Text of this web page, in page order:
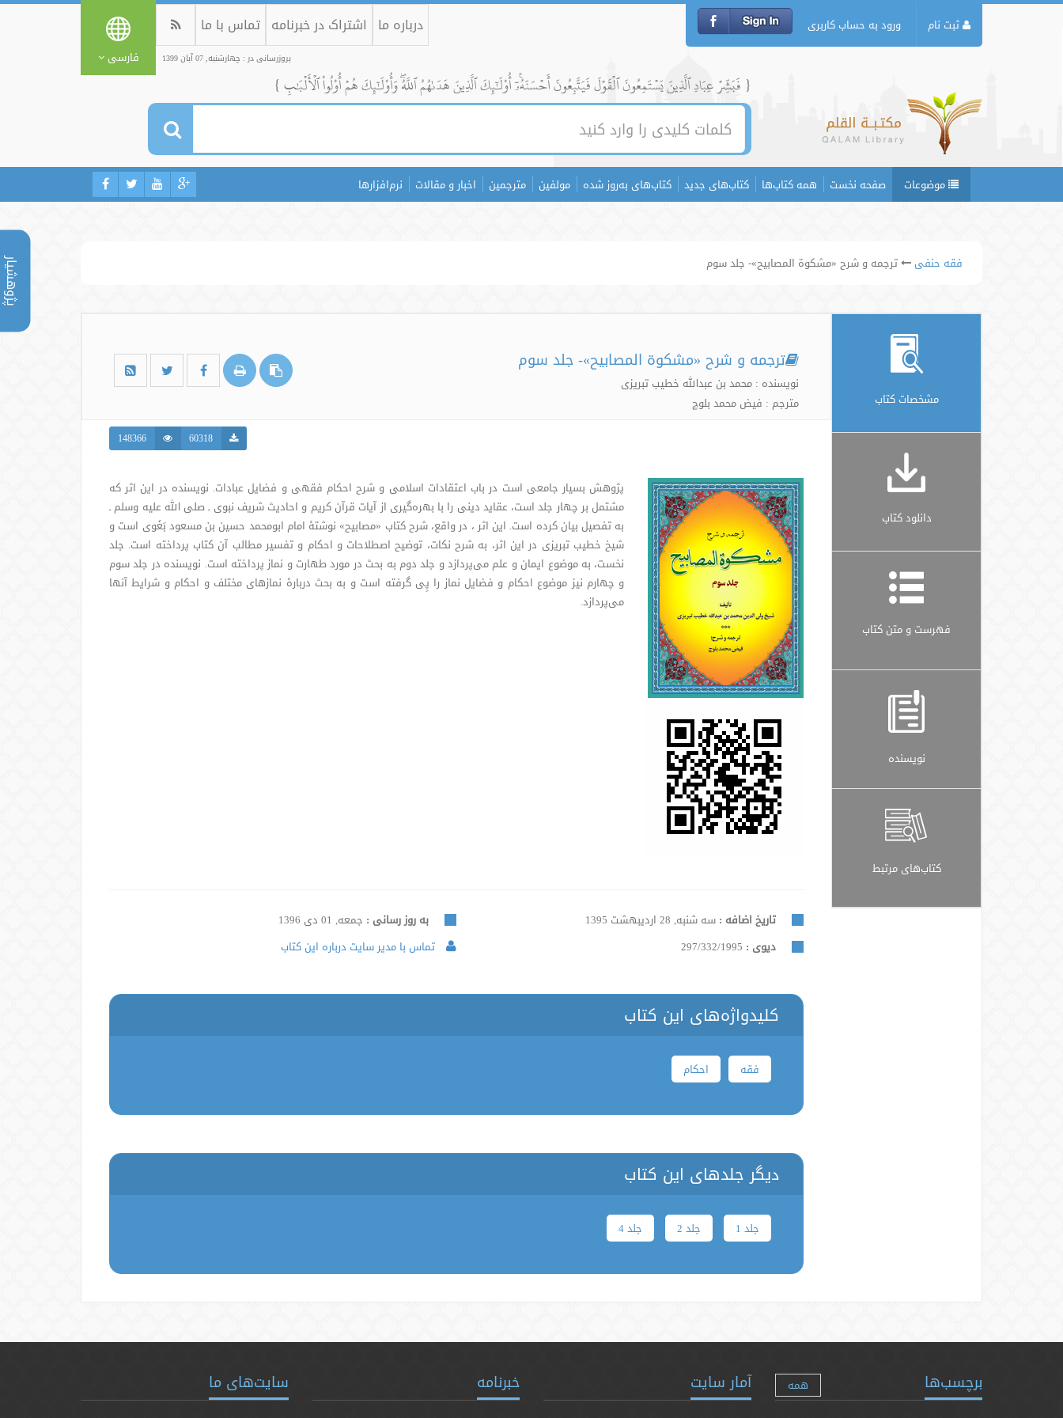
پژوهشیار
ثبت نام ورود به حساب کاربری درباره ما اشتراک در خبرنامه تماس با ما
بروزرسانی در : چهارشنبه, 07 آبان 1399 فارسی
{ فَبَشِّرۡ عِبَادِ ٱلَّذِينَ يَسۡتَمِعُونَ ٱلۡقَوۡلَ فَيَتَّبِعُونَ أَحۡسَنَهُۥٓۚ أُوْلَٰٓئِكَ ٱلَّذِينَ هَدَىٰهُمُ ٱللَّهُۖ وَأُوْلَٰٓئِكَ هُمۡ أُوْلُواْ ٱلۡأَلۡبَٰبِ }
موضوعات صفحه نخست همه کتاب‌ها کتاب‌های جدید کتاب‌های به‌روز شده مولفین مترجمین اخبار و مقالات نرم‌افزارها
فقه حنفی ترجمه و شرح «مشکوة المصابیح»- جلد سوم
مشخصات کتاب
دانلود کتاب
فهرست و متن کتاب
نویسنده
کتاب‌های مرتبط
ترجمه و شرح «مشکوة المصابیح»- جلد سوم
نویسنده : محمد بن عبدالله خطیب تبریزی
مترجم : فیض محمد بلوچ
60318
148366
پژوهش بسیار جامعی است در باب اعتقادات اسلامی و شرح احکام فقهی و فضایل عبادات. نویسنده در این اثر که
مشتمل بر چهار جلد است، عقاید دینی را با بهره‌گیری از آیات قرآن کریم و احادیث شریف نبوی ـ صلی الله علیه وسلم ـ
به تفصیل بیان کرده است. این اثر ، در واقع، شرح کتاب «مصابیح» نوشتۀ امام ابومحمد حسین بن مسعود بَغَوی است و
شیخ خطیب تبریزی در این اثر، به شرح نکات، توضیح اصطلاحات و احکام و تفسیر مطالب آن کتاب پرداخته است. جلد
نخست، به موضوع ایمان و علم می‌پردازد و جلد دوم به بحث در مورد طهارت و نماز پرداخته است. نویسنده در جلد سوم
و چهارم نیز موضوع احکام و فضایل نماز را پِی گرفته است و به بحث دربارۀ نمازهای مختلف و احکام و شرایط آنها
می‌پردازد.
تاریخ اضافه : سه شنبه, 28 اردیبهشت 1395 به روز رسانی : جمعه, 01 دی 1396
دیوی : 297/332/1995 تماس با مدیر سایت درباره این کتاب
کلیدواژه‌های این کتاب
فقه احکام
دیگر جلدهای این کتاب
جلد 1 جلد 2 جلد 4
برچسب‌ها همه آمار سایت خبرنامه سایت‌های ما